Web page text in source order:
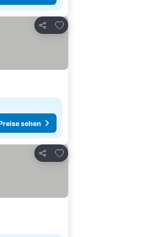
Teilen
Zu Favoriten hinzufügen
sehen
Teilen
Zu Favoriten hinzufügen